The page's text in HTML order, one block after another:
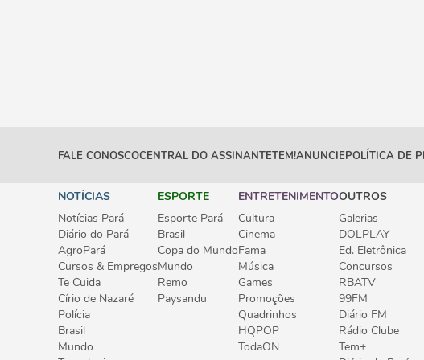
FALE CONOSCOCENTRAL DO ASSINANTETEM!ANUNCIEPOLÍTICA DE
NOTÍCIAS
Notícias Pará
Diário do Pará
AgroPará
Cursos & Empregos
Te Cuida
Círio de Nazaré
Polícia
Brasil
Mundo
ESPORTE
Esporte Pará
Brasil
Copa do Mundo
Mundo
Remo
Paysandu
ENTRETENIMENTO
Cultura
Cinema
Fama
Música
Games
Promoções
Quadrinhos
HQPOP
TodaON
OUTROS
Galerias
DOLPLAY
Ed. Eletrônica
Concursos
RBATV
99FM
Diário FM
Rádio Clube
Tem+